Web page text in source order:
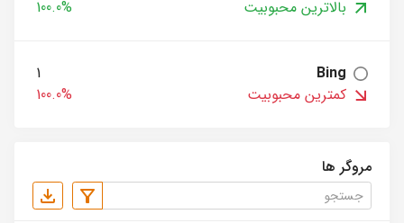
بالاترین محبوبیت
100.0%
Bing
1
کمترین محبوبیت
100.0%
مروگر ها